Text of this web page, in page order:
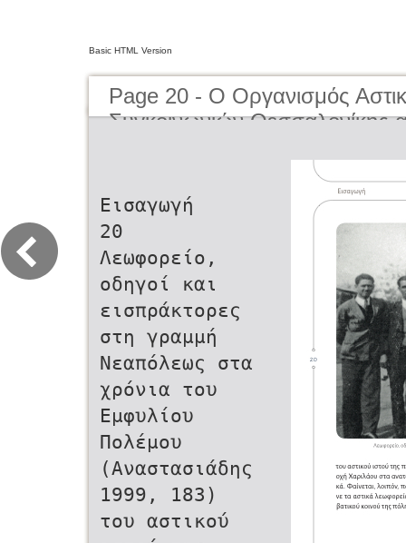
Basic HTML Version
Page 20 - O Οργανισμός
Συγκοινωνιών Θεσσαλονίκης
Transportation of
present day
Εισαγωγή
20
Λεωφορείο,
οδηγοί και
εισπράκτορες
στη γραμμή
Νεαπόλεως στα
χρόνια του
Εμφυλίου
Πολέμου
(Αναστασιάδης
1999, 183)
του αστικού